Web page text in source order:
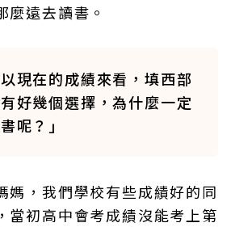
麼遠去讀書。
現在的成績來看，填西部
好幾個選擇，為什麼一定
呢？」
媽，我們學校有些成績好的同
當初高中會考成績沒能考上第